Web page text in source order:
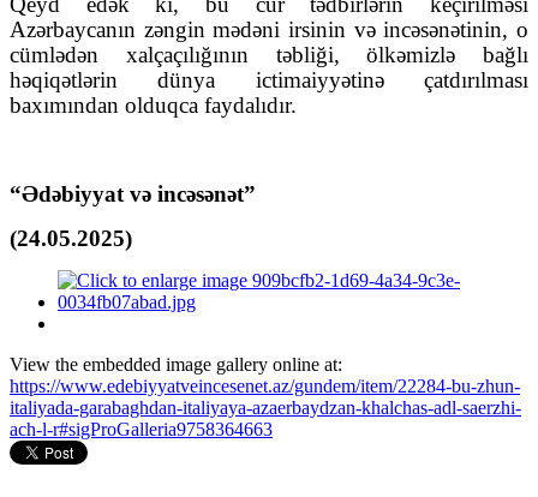
Azərbaycanın zəngin mədəni irsinin və incəsənətinin, o
cümlədən xalçaçılığının təbliği, ölkəmizlə bağlı
həqiqətlərin dünya ictimaiyyətinə çatdırılması
baxımından olduqca faydalıdır.
“Ədəbiyyat və incəsənət”
(24.05.2025)
View the embedded image gallery online at:
https://www.edebiyyatveincesenet.az/gundem/item/22284-bu-zhun-
italiyada-garabaghdan-italiyaya-azaerbaydzan-khalchas-adl-saerzhi-
ach-l-r#sigProGalleria9758364663